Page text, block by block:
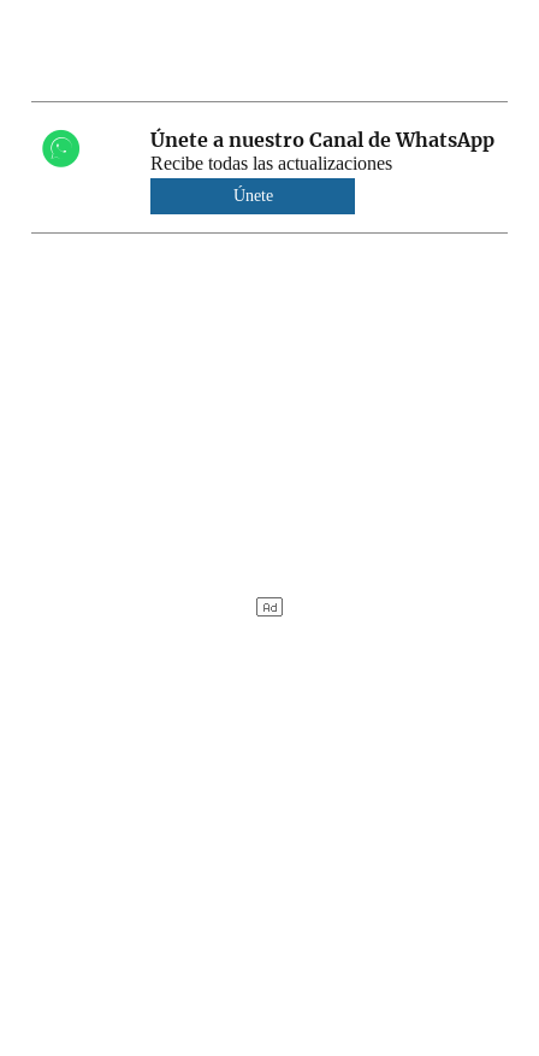
Únete a nuestro Canal de WhatsApp
Recibe todas las actualizaciones
Únete